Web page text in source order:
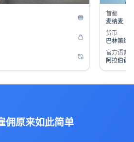
首都
麦纳麦
货币
巴林第纳
官方语言
阿拉伯语
佣原来如此简单